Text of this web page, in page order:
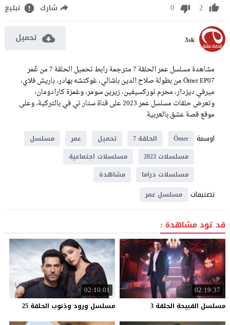
2
0 شارك تبليغ
3sk تحميل
مشاهدة مسلسل عمر الحلقة 7 مترجمة رابط تحميل الحلقة 7 من عُمر
Ömer EP07 من بطولة صلاح الدين باشالي، غوكتشه بهادر، باريش فلاي،
ميرفي ديزدار، محرم توركسيفين، زيرين سومر، وغمزة كارادومان،
وتعرض حلقات مسلسل عمر 2023 على قناة ستار تي في بالتركية، وعلى
موقع قصة عشق بالعربية.
اوسمة
Ömer الحلقة 7 تحميل عمر
مسلسل
مسلسلات 2023
مسلسلات اجتماعية
مسلسلات دراما
مشاهدة
تصنيفات مسلسل عمر
قد تود مشاهدة :
02:19:37
مسلسل القبيحة الحلقة 3
02:10:01
مسلسل ورود وذنوب الحلقة 25